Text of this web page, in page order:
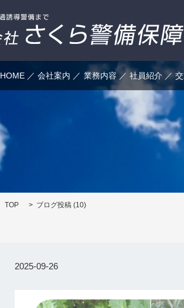
HOME 会社案内 業務内容 社員紹介
TOP ブログ投稿 (10)
2025-09-26